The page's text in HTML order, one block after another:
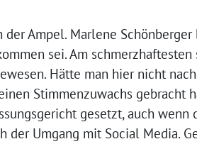
Ampel. Marlene
sei. Am schmerzhaftesten
Hätte man hier nicht
Stimmenzuwachs gebracht
gesetzt, auch wenn
Umgang mit Social Media.